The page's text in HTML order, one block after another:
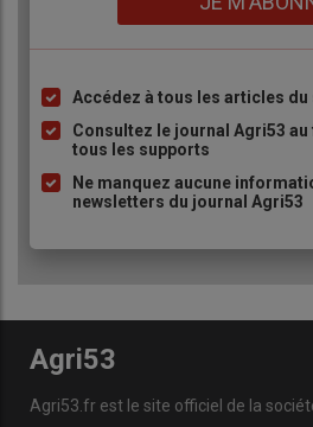
Liste
à
puce
Accédez à tous les articles du
Consultez le journal Agri53
tous les supports
Ne manquez aucune
newsletters du journal Agri53
Agri53
Agri53.fr est le site officiel de la